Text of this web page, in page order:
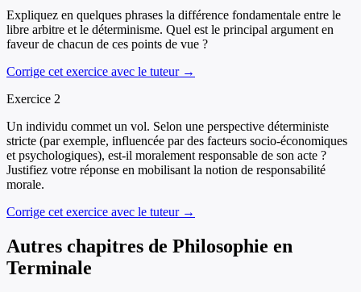
Expliquez en quelques phrases la différence fondamentale entre le
libre arbitre et le déterminisme. Quel est le principal argument en
faveur de chacun de ces points de vue ?
Corrige cet exercice avec le tuteur →
Exercice 2
Un individu commet un vol. Selon une perspective déterministe
stricte (par exemple, influencée par des facteurs socio-économiques
et psychologiques), est-il moralement responsable de son acte ?
Justifiez votre réponse en mobilisant la notion de responsabilité
morale.
Corrige cet exercice avec le tuteur →
Autres chapitres de Philosophie en
Terminale